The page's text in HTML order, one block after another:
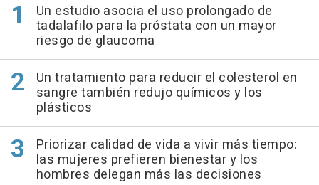
Un estudio asocia el uso prolongado de
tadalafilo para la próstata con un mayor
riesgo de glaucoma
Un tratamiento para reducir el colesterol en
sangre también redujo químicos y los
plásticos
Priorizar calidad de vida a vivir más tiempo:
las mujeres prefieren bienestar y los
hombres delegan más las decisiones